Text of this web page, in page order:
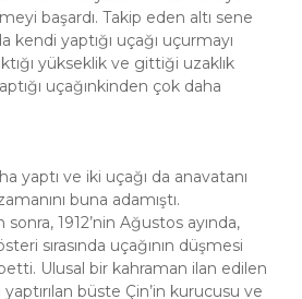
başardı. Takip eden altı sene
kendi yaptığı uçağı uçurmayı
yükseklik ve gittiği uzaklık
uçağınkinden çok daha
yaptı ve iki uçağı da anavatanı
buna adamıştı.
1912’nin Ağustos ayında,
sırasında uçağının düşmesi
Ulusal bir kahraman ilan edilen
yaptırılan büste Çin’in kurucusu ve